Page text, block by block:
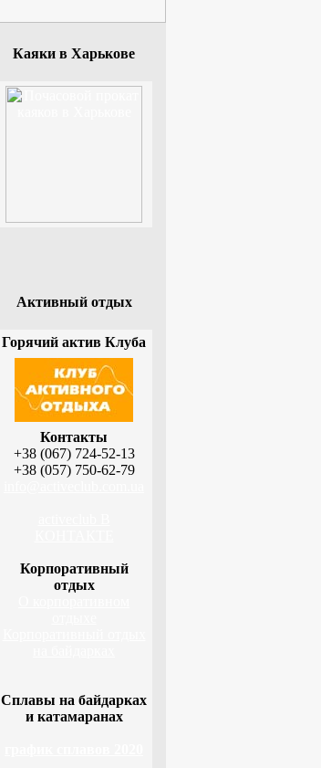
Каяки в Харькове
Активный отдых
Горячий актив Клуба
Контакты
+38 (067) 724-52-13
+38 (057) 750-62-79
Корпоративный
отдых
Сплавы на байдарках
и катамаранах